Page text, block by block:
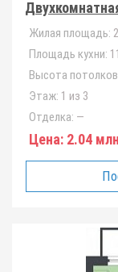
Жилая площадь:
Площадь кухни:
Высота
Этаж: 1 из 3
Отделка: —
Цена: 2.04